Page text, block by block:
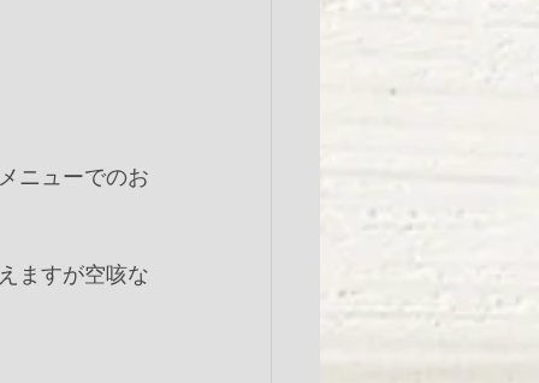
ニューでのお
ますが空咳な